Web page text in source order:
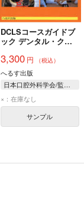
DCLSコースガイドブ
ック デンタル・クラ
3,300円 （税込）
へるす出版
日本口腔外科学会/監修 DCLSコース開発委員会/
×：在庫なし
サンプル